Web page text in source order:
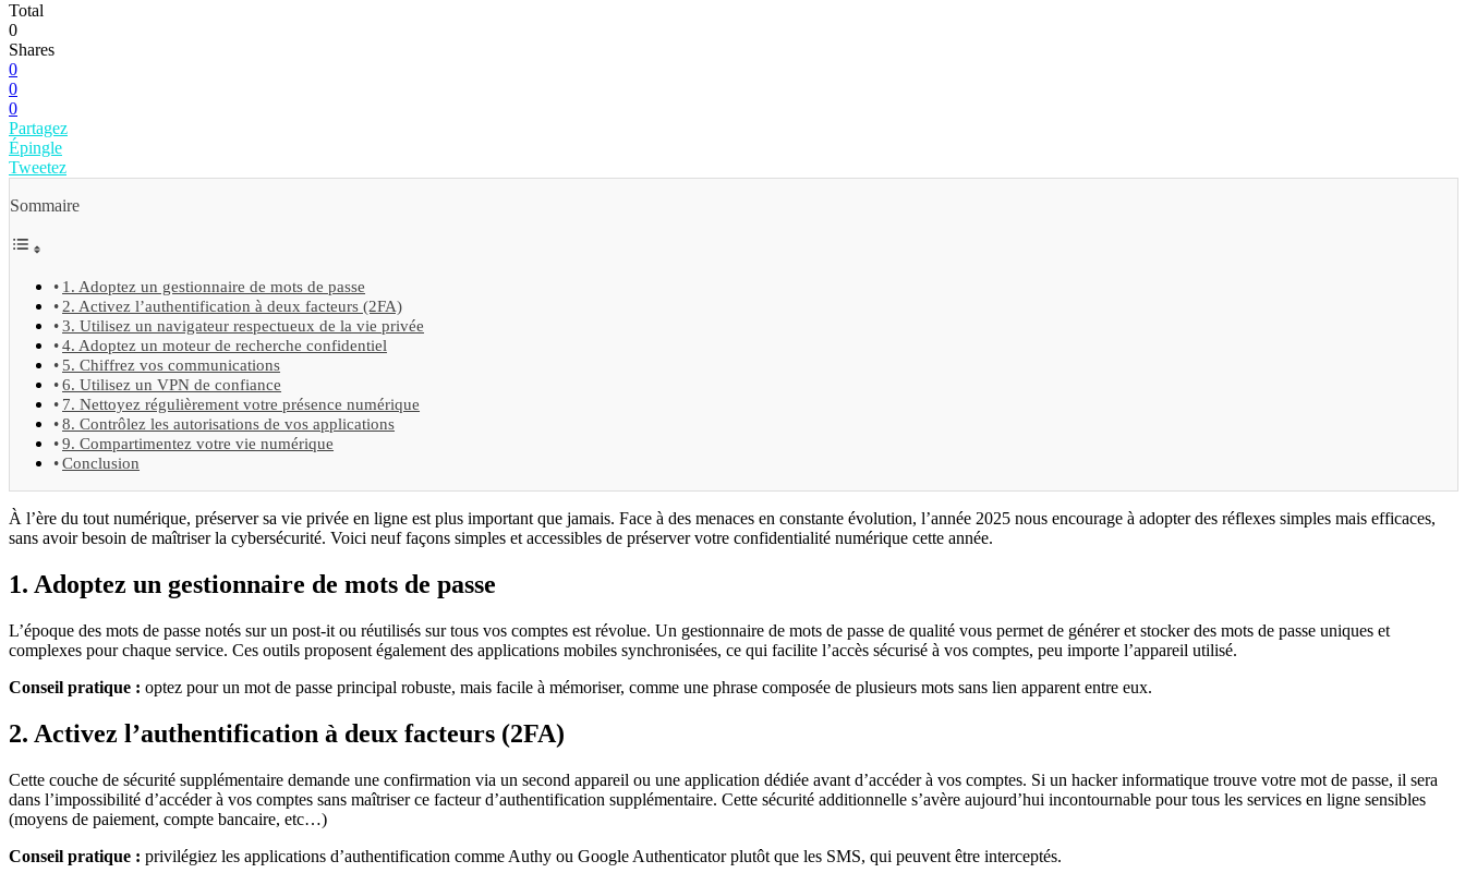
Total
0
Shares
0
0
0
Partagez
Épingle
Tweetez
Sommaire
1. Adoptez un gestionnaire de mots de passe
2. Activez l’authentification à deux facteurs (2FA)
3. Utilisez un navigateur respectueux de la vie privée
4. Adoptez un moteur de recherche confidentiel
5. Chiffrez vos communications
6. Utilisez un VPN de confiance
7. Nettoyez régulièrement votre présence numérique
8. Contrôlez les autorisations de vos applications
9. Compartimentez votre vie numérique
Conclusion
À l’ère du tout numérique, préserver sa vie privée en ligne est plus important que jamais. Face à des menaces en constante évolution, l’année 2025 nous encourage à adopter des réflexes simples mais efficaces,
sans avoir besoin de maîtriser la cybersécurité. Voici neuf façons simples et accessibles de préserver votre confidentialité numérique cette année.
1. Adoptez un gestionnaire de mots de passe
L’époque des mots de passe notés sur un post-it ou réutilisés sur tous vos comptes est révolue. Un gestionnaire de mots de passe de qualité vous permet de générer et stocker des mots de passe uniques et
complexes pour chaque service. Ces outils proposent également des applications mobiles synchronisées, ce qui facilite l’accès sécurisé à vos comptes, peu importe l’appareil utilisé.
Conseil pratique : optez pour un mot de passe principal robuste, mais facile à mémoriser, comme une phrase composée de plusieurs mots sans lien apparent entre eux.
2. Activez l’authentification à deux facteurs (2FA)
Cette couche de sécurité supplémentaire demande une confirmation via un second appareil ou une application dédiée avant d’accéder à vos comptes. Si un hacker informatique trouve votre mot de passe, il sera
dans l’impossibilité d’accéder à vos comptes sans maîtriser ce facteur d’authentification supplémentaire. Cette sécurité additionnelle s’avère aujourd’hui incontournable pour tous les services en ligne sensibles
(moyens de paiement, compte bancaire, etc…)
Conseil pratique : privilégiez les applications d’authentification comme Authy ou Google Authenticator plutôt que les SMS, qui peuvent être interceptés.